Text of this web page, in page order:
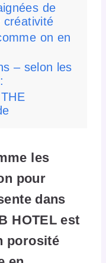
de
créativité
on en
– selon les
les
pour
dans
HOTEL est
porosité